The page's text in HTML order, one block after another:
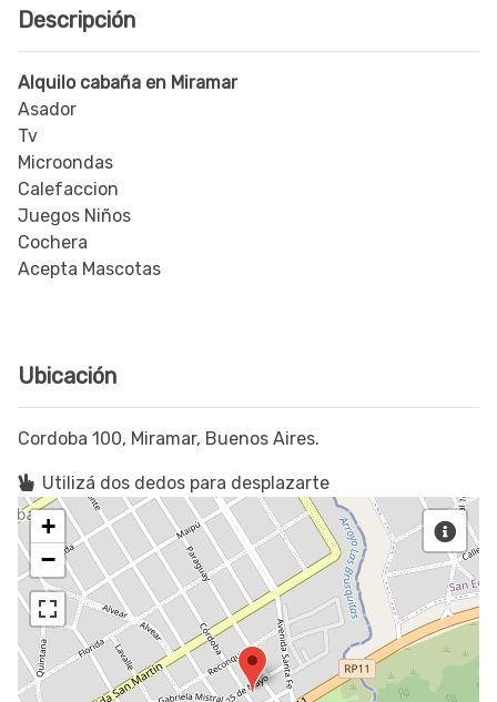
Descripción
Alquilo cabaña en Miramar
Asador
Tv
Microondas
Calefaccion
Juegos Niños
Cochera
Acepta Mascotas
Ubicación
Cordoba 100, Miramar, Buenos Aires.
Utilizá dos dedos para desplazarte
+
−